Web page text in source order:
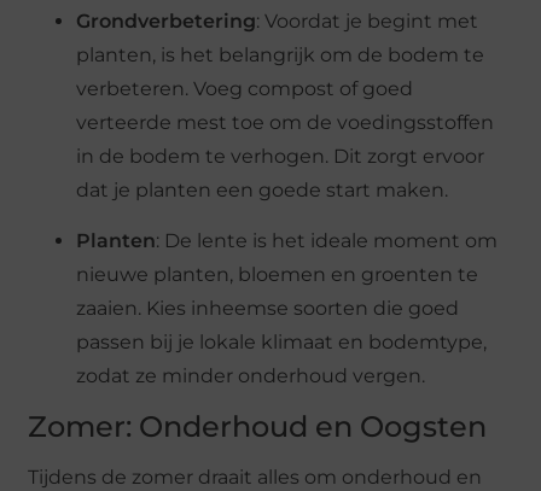
Grondverbetering: Voordat je begint met
planten, is het belangrijk om de bodem te
verbeteren. Voeg compost of goed
verteerde mest toe om de voedingsstoffen
in de bodem te verhogen. Dit zorgt ervoor
dat je planten een goede start maken​.
Planten: De lente is het ideale moment om
nieuwe planten, bloemen en groenten te
zaaien. Kies inheemse soorten die goed
passen bij je lokale klimaat en bodemtype,
zodat ze minder onderhoud vergen​.
Zomer: Onderhoud en Oogsten
Tijdens de zomer draait alles om onderhoud en